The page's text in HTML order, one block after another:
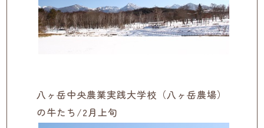
八ヶ岳中央農業実践大学校（八ヶ岳農場）
の牛たち/2月上旬